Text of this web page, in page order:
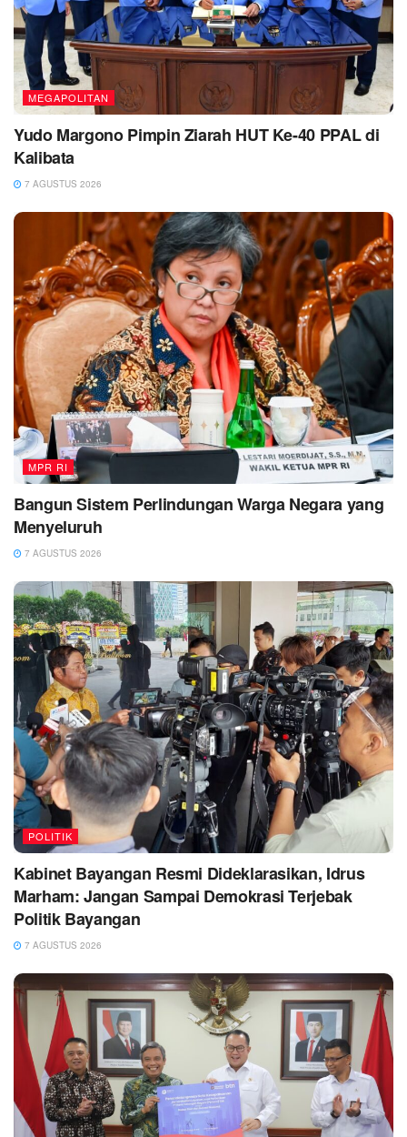
MEGAPOLITAN
Yudo Margono Pimpin Ziarah HUT Ke-40 PPAL di
Kalibata
7 AGUSTUS 2026
MPR RI
Bangun Sistem Perlindungan Warga Negara yang
Menyeluruh
7 AGUSTUS 2026
POLITIK
Kabinet Bayangan Resmi Dideklarasikan, Idrus
Marham: Jangan Sampai Demokrasi Terjebak
Politik Bayangan
7 AGUSTUS 2026